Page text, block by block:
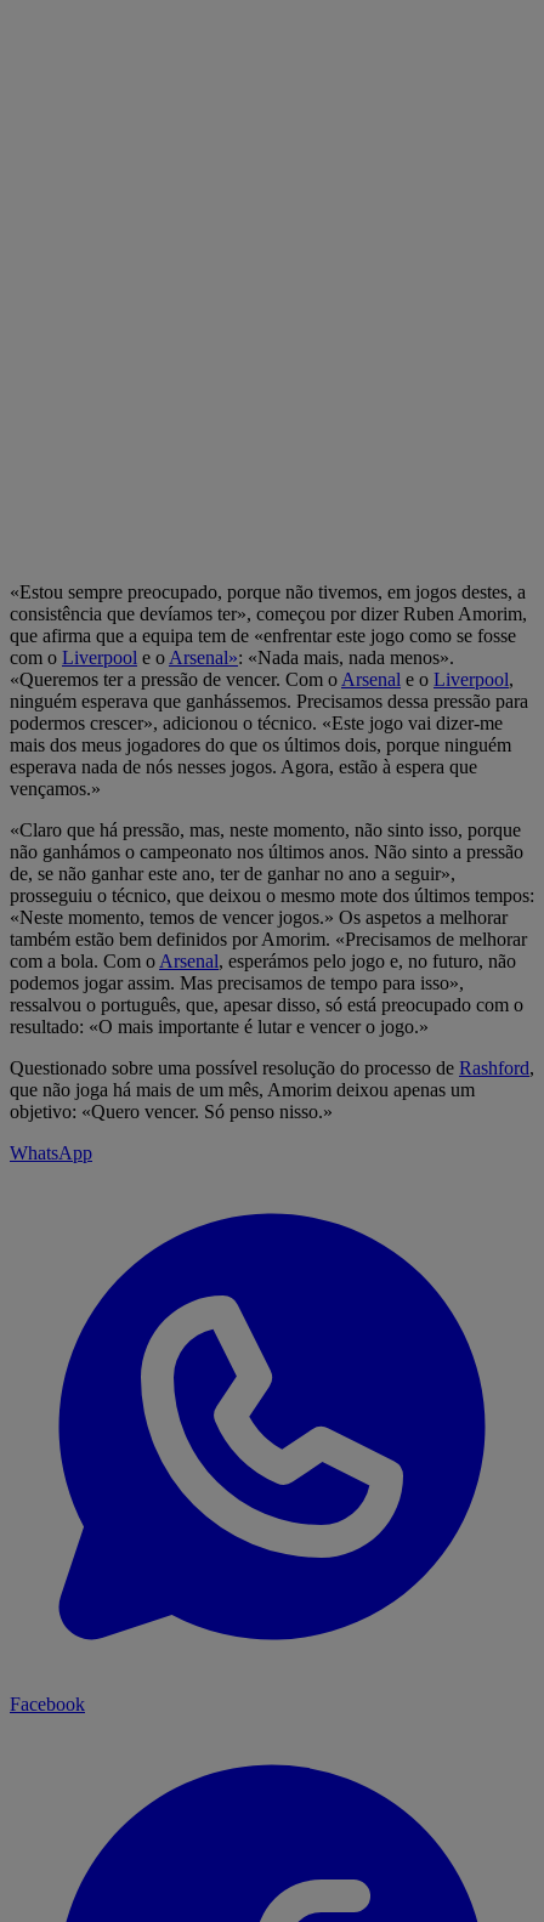
«Estou sempre preocupado, porque não tivemos, em jogos destes, a
consistência que devíamos ter», começou por dizer Ruben Amorim,
que afirma que a equipa tem de «enfrentar este jogo como se fosse
com o Liverpool e o Arsenal»: «Nada mais, nada menos».
«Queremos ter a pressão de vencer. Com o Arsenal e o Liverpool,
ninguém esperava que ganhássemos. Precisamos dessa pressão para
podermos crescer», adicionou o técnico. «Este jogo vai dizer-me
mais dos meus jogadores do que os últimos dois, porque ninguém
esperava nada de nós nesses jogos. Agora, estão à espera que
vençamos.»
«Claro que há pressão, mas, neste momento, não sinto isso, porque
não ganhámos o campeonato nos últimos anos. Não sinto a pressão
de, se não ganhar este ano, ter de ganhar no ano a seguir»,
prosseguiu o técnico, que deixou o mesmo mote dos últimos tempos:
«Neste momento, temos de vencer jogos.» Os aspetos a melhorar
também estão bem definidos por Amorim. «Precisamos de melhorar
com a bola. Com o Arsenal, esperámos pelo jogo e, no futuro, não
podemos jogar assim. Mas precisamos de tempo para isso»,
ressalvou o português, que, apesar disso, só está preocupado com o
resultado: «O mais importante é lutar e vencer o jogo.»
Questionado sobre uma possível resolução do processo de Rashford,
que não joga há mais de um mês, Amorim deixou apenas um
objetivo: «Quero vencer. Só penso nisso.»
WhatsApp
Facebook